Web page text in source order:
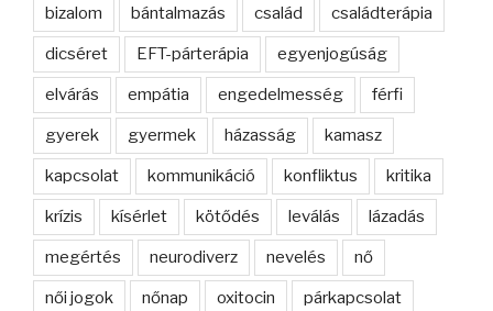
bizalom bántalmazás család családterápia
dicséret EFT-párterápia egyenjogúság
elvárás empátia engedelmesség férfi
gyerek gyermek házasság kamasz
kapcsolat kommunikáció konfliktus kritika
krízis kísérlet kötődés leválás lázadás
megértés neurodiverz nevelés nő
női jogok nőnap oxitocin párkapcsolat